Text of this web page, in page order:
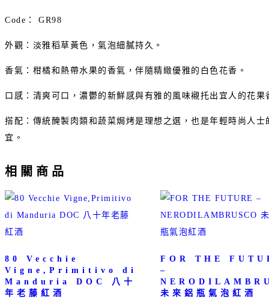
Code： GR98
外觀：淡雅稻草黃色，氣泡細膩持久。
香氣：柑橘和熱帶水果的香氣，伴隨精緻優雅的白色花香。
口感：清爽可口，濃鬱的新鮮感與有雅的風味襯托出宜人的花
搭配：傳統醃製肉類和蔬菜焗烤是理想之選，也是年輕時尚人
宜。
相關商品
80 Vecchie
Vigne,Primitivo di
Manduria DOC 八十
年老藤紅酒
FOR THE
–
未來鋁瓶氣泡紅酒